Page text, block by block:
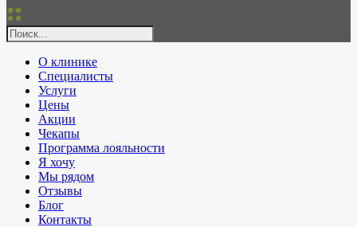
О клинике
Специалисты
Услуги
Цены
Акции
Чекапы
Программа лояльности
Я хочу
Мы рядом
Отзывы
Блог
Контакты